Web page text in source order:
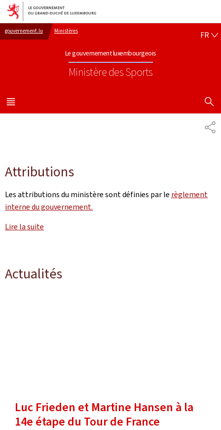
Aller au menu principal
Aller au contenu
gouvernement.lu Ministères
Le gouvernement luxembourgeois
Ministère des Sports
FR
MENU
PRINCIPAL
Attributions
Les attributions du ministère sont définies par le règlement
interne du gouvernement.
Lire la suite
Actualités
Luc Frieden et Martine Hansen à la
14e étape du Tour de France